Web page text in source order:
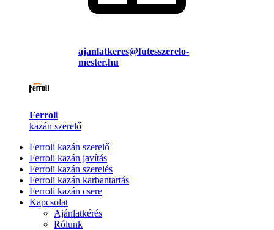
ajanlatkeres@futesszerelo-
mester.hu
Ferroli
kazán szerelő
Ferroli kazán szerelő
Ferroli kazán javítás
Ferroli kazán szerelés
Ferroli kazán karbantartás
Ferroli kazán csere
Kapcsolat
Ajánlatkérés
Rólunk